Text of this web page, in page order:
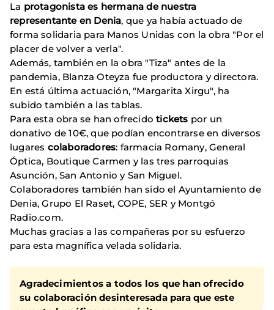
La protagonista es hermana de nuestra
representante en Denia, que ya había actuado de
forma solidaria para Manos Unidas con la obra "Por el
placer de volver a verla".
Además, también en la obra "Tiza" antes de la
pandemia, Blanza Oteyza fue productora y directora.
En está última actuación, "Margarita Xirgu", ha
subido también a las tablas.
Para esta obra se han ofrecido tickets por un
donativo de 10€, que podían encontrarse en diversos
lugares colaboradores: farmacia Romany, General
Óptica, Boutique Carmen y las tres parroquias
Asunción, San Antonio y San Miguel.
Colaboradores también han sido el Ayuntamiento de
Denia, Grupo El Raset, COPE, SER y Montgó
Radio.com.
Muchas gracias a las compañeras por su esfuerzo
para esta magnífica velada solidaria.
Agradecimientos a todos los que han ofrecido
su colaboración desinteresada para que este